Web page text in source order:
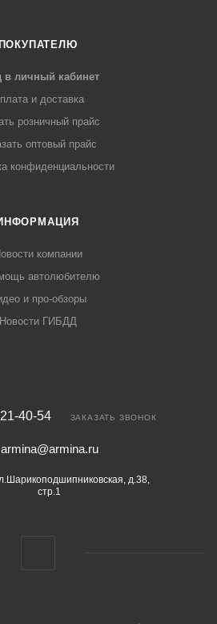
ПОКУПАТЕЛЮ
в личный кабинет
и доставка
розничный прайс
оптовый прайс
конфиденциальности
компании
автолюбителю
и про-обзоры
Новости ГИБДД
40-54 ЗАКАЗАТЬ ЗВОНОК
armina@armina.ru
д.38,
стр.1